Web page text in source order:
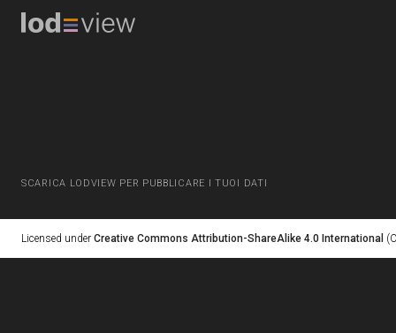
SCARICA LODVIEW PER PUBBLICARE I TUOI DATI
Licensed under Creative Commons Attribution-ShareAlike 4.0 International